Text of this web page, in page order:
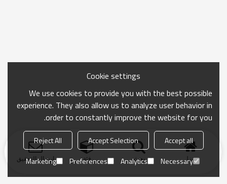
منزل بحث فئة ارسال التحقيق
Cookie settings
We use cookies to provide you with the best possible
experience. They also allow us to analyze user behavior in
order to constantly improve the website for you.
Accept all
Accept Selection
Reject All
Necessary
Analytics
Preferences
Marketing